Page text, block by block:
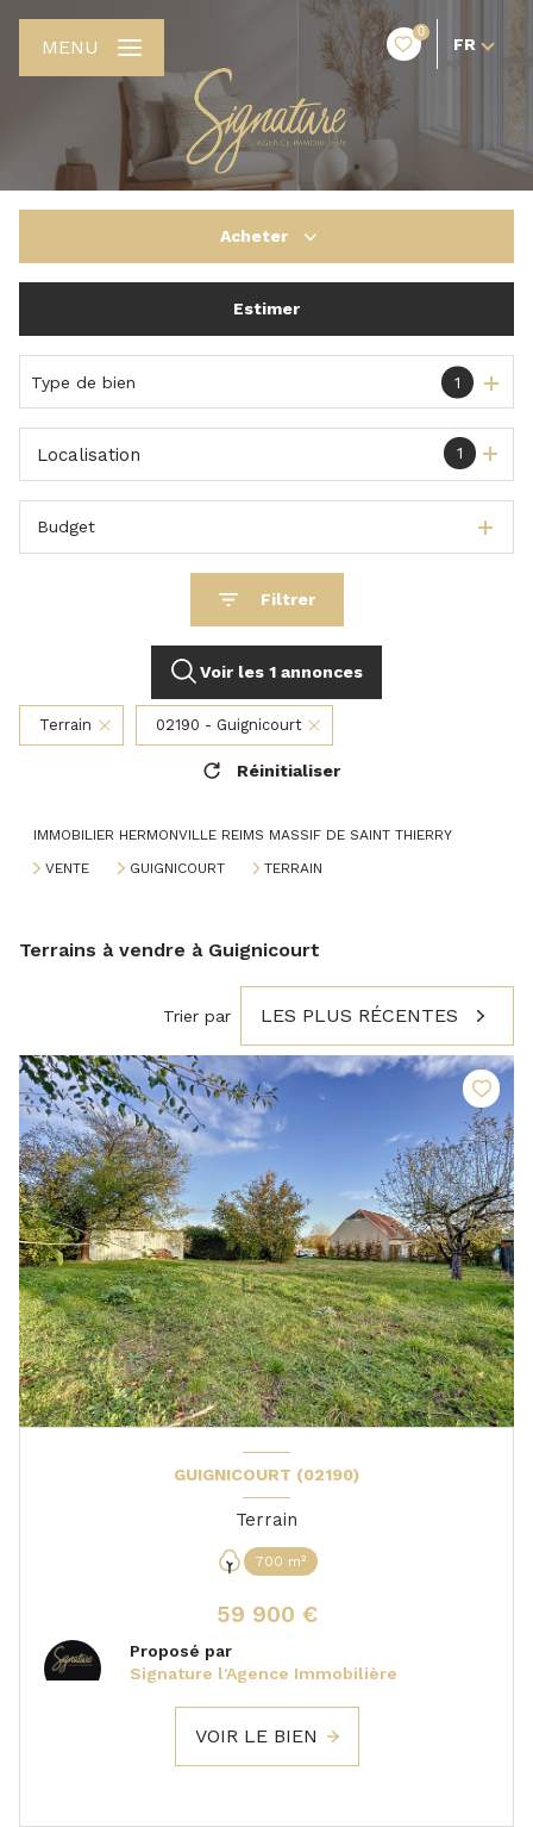
0
FR
MENU
Acheter
De l'immo pro
Estimer
Type de bien 1
1
Localisation
Budget
Filtrer
Voir les 1 annonces
Terrain 02190 - Guignicourt
Réinitialiser
IMMOBILIER HERMONVILLE REIMS MASSIF DE SAINT THIERRY
VENTE
GUIGNICOURT TERRAIN
Terrains à vendre à Guignicourt
Trier par LES PLUS RÉCENTES
GUIGNICOURT (02190)
Terrain
700 m²
59 900 €
Proposé par
Signature l'Agence Immobilière
VOIR LE BIEN